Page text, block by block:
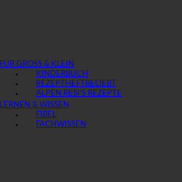
FÜR GROSS & KLEIN
KINDERBUCH
REZEPTHEFT
ALPEN RESI’S REZEPTE
LERNEN & WISSEN
FIBEL
FACHWISSEN